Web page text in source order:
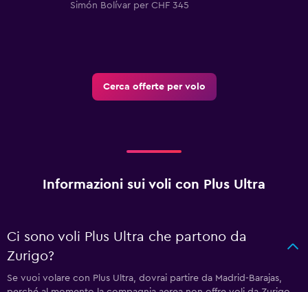
Simón Bolívar per CHF 345
Cerca offerte per volo
Informazioni sui voli con Plus Ultra
Ci sono voli Plus Ultra che partono da
Zurigo?
Se vuoi volare con Plus Ultra, dovrai partire da Madrid-Barajas,